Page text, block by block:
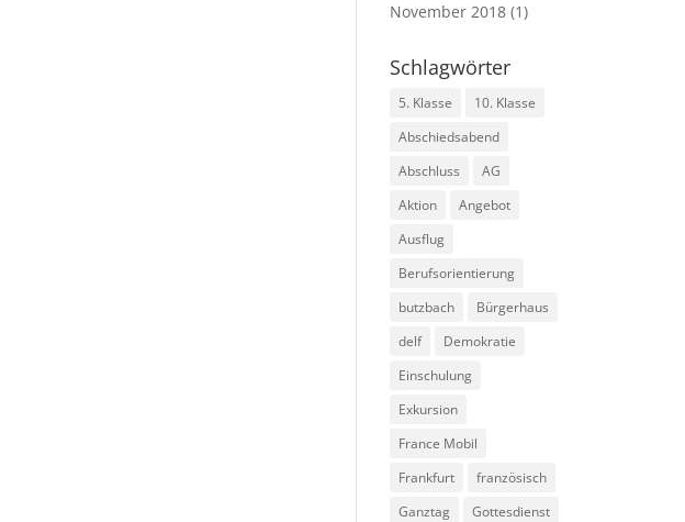
November 2018 (1)
Schlagwörter
5. Klasse
10. Klasse
Abschiedsabend
Abschluss
AG
Aktion
Angebot
Ausflug
Berufsorientierung
butzbach
Bürgerhaus
delf
Demokratie
Einschulung
Exkursion
France Mobil
Frankfurt
französisch
Ganztag
Gottesdienst